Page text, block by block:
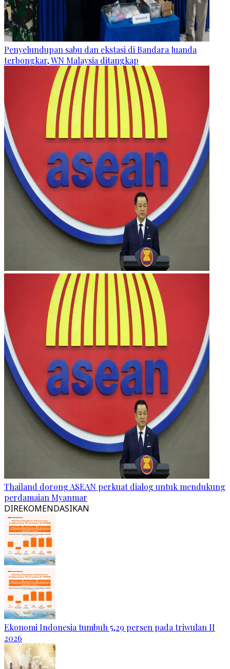
Penyelundupan sabu dan ekstasi di Bandara Juanda
terbongkar, WN Malaysia ditangkap
Thailand dorong ASEAN perkuat dialog untuk mendukung
perdamaian Myanmar
DIREKOMENDASIKAN
Ekonomi Indonesia tumbuh 5,29 persen pada triwulan II
2026